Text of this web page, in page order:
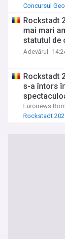
Concursul
Rockstadt
mai mari
statutul de
din Europa
Adevărul
Rockstadt
s-a întors
Euronews
Rockstadt